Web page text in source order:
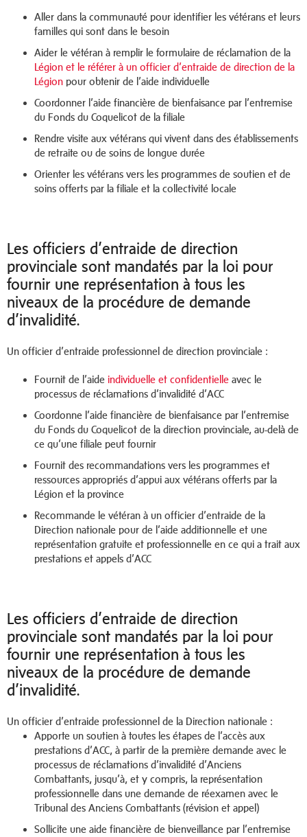
Aller dans la communauté pour identifier les vétérans et leurs
familles qui sont dans le besoin
Aider le vétéran à remplir le formulaire de réclamation de la
Légion et le référer à un officier d’entraide de direction de la
Légion pour obtenir de l’aide individuelle
Coordonner l’aide financière de bienfaisance par l’entremise
du Fonds du Coquelicot de la filiale
Rendre visite aux vétérans qui vivent dans des établissements
de retraite ou de soins de longue durée
Orienter les vétérans vers les programmes de soutien et de
soins offerts par la filiale et la collectivité locale
Les officiers d’entraide de direction
provinciale sont mandatés par la loi pour
fournir une représentation à tous les
niveaux de la procédure de demande
d’invalidité.
Un officier d’entraide professionnel de direction provinciale :
Fournit de l’aide individuelle et confidentielle avec le
processus de réclamations d’invalidité d’ACC
Coordonne l’aide financière de bienfaisance par l’entremise
du Fonds du Coquelicot de la direction provinciale, au-delà de
ce qu’une filiale peut fournir
Fournit des recommandations vers les programmes et
ressources appropriés d’appui aux vétérans offerts par la
Légion et la province
Recommande le vétéran à un officier d’entraide de la
Direction nationale pour de l’aide additionnelle et une
représentation gratuite et professionnelle en ce qui a trait aux
prestations et appels d’ACC
Les officiers d’entraide de direction
provinciale sont mandatés par la loi pour
fournir une représentation à tous les
niveaux de la procédure de demande
d’invalidité.
Un officier d’entraide professionnel de la Direction nationale :
Apporte un soutien à toutes les étapes de l’accès aux
prestations d’ACC, à partir de la première demande avec le
processus de réclamations d’invalidité d’Anciens
Combattants, jusqu’à, et y compris, la représentation
professionnelle dans une demande de réexamen avec le
Tribunal des Anciens Combattants (révision et appel)
Sollicite une aide financière de bienveillance par l’entremise